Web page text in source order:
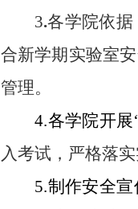
3.各学院依据
合新学期实验室
管理。
4.各学院开展
入考试，严格落
5.制作安全宣